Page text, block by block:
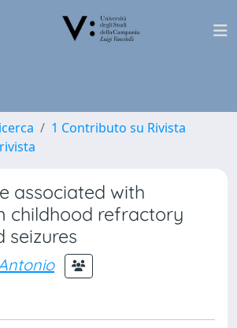
1 Contributo su Rivista
associated with
childhood refractory
seizures